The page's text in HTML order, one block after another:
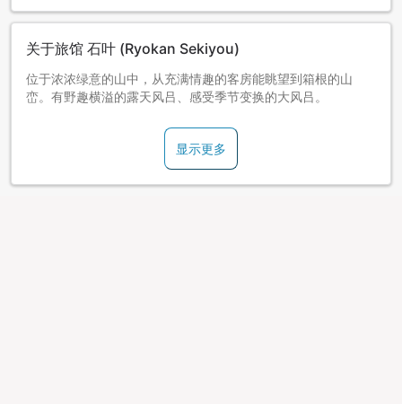
关于旅馆 石叶 (Ryokan Sekiyou)
位于浓浓绿意的山中，从充满情趣的客房能眺望到箱根的山
峦。有野趣横溢的露天风吕、感受季节变换的大风吕。
显示更多